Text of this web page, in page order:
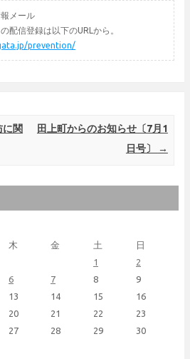
メール
配信登録は以下のURLから。
prevention/
に関
田上町からのお知らせ〔7月1
日号〕
→
木 金 土 日
1
2
6 7 8
9
13 14 15
16
20 21 22
23
27 28 29
30